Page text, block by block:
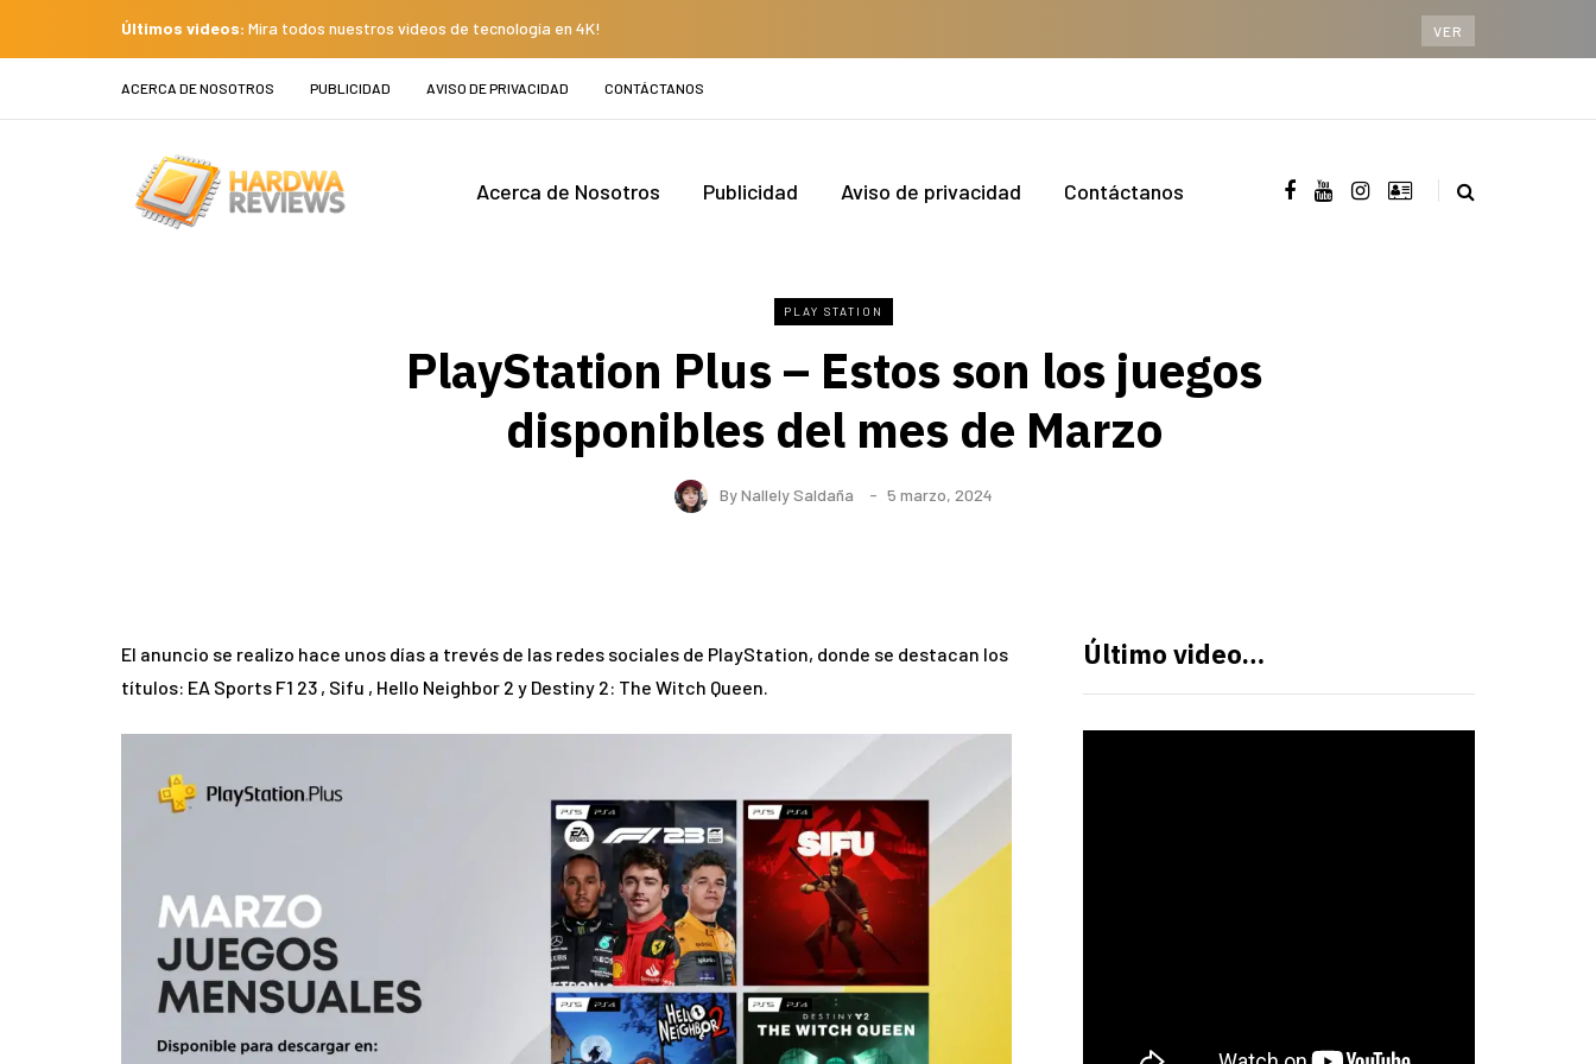
Últimos videos: Mira todos nuestros videos de tecnología en 4K! VER
ACERCA DE NOSOTROS PUBLICIDAD AVISO DE PRIVACIDAD CONTÁCTANOS
Acerca de Nosotros Publicidad Aviso de privacidad Contáctanos
PLAY STATION
PlayStation Plus – Estos son los juegos
disponibles del mes de Marzo
ByNallely Saldaña 5 marzo, 2024
El anuncio se realizo hace unos días a trevés de las redes sociales de PlayStation, donde se destacan los
títulos: EA Sports F1 23 , Sifu , Hello Neighbor 2 y Destiny 2: The Witch Queen.
Último video…